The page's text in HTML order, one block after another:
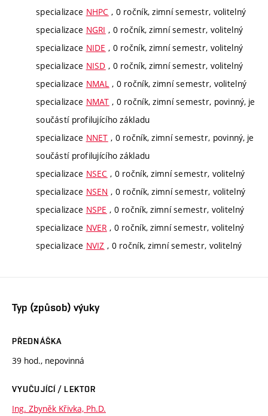
specializace NHPC , 0 ročník, zimní semestr, volitelný
specializace NGRI , 0 ročník, zimní semestr, volitelný
specializace NIDE , 0 ročník, zimní semestr, volitelný
specializace NISD , 0 ročník, zimní semestr, volitelný
specializace NMAL , 0 ročník, zimní semestr, volitelný
specializace NMAT , 0 ročník, zimní semestr, povinný, je
součástí profilujícího základu
specializace NNET , 0 ročník, zimní semestr, povinný, je
součástí profilujícího základu
specializace NSEC , 0 ročník, zimní semestr, volitelný
specializace NSEN , 0 ročník, zimní semestr, volitelný
specializace NSPE , 0 ročník, zimní semestr, volitelný
specializace NVER , 0 ročník, zimní semestr, volitelný
specializace NVIZ , 0 ročník, zimní semestr, volitelný
Typ (způsob) výuky
PŘEDNÁŠKA
39 hod., nepovinná
VYUČUJÍCÍ / LEKTOR
Ing. Zbyněk Křivka, Ph.D.